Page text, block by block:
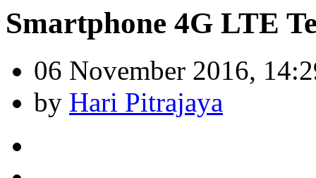
Smartphone 4G LTE
06 November 2016,
by Hari Pitrajaya